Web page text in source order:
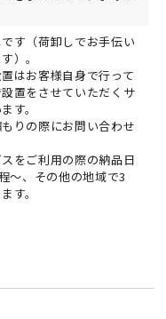
す（荷卸しでお手伝い
）。
はお客様自身で行って
置をさせていただくサ
す。
りの際にお問い合わせ
をご利用の際の納品日
～、その他の地域で3
す。